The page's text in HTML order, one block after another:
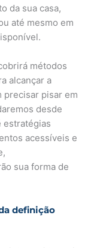
da sua casa,
até mesmo em
métodos
alcançar a
precisar pisar em
desde
estratégias
acessíveis e
sua forma de
definição